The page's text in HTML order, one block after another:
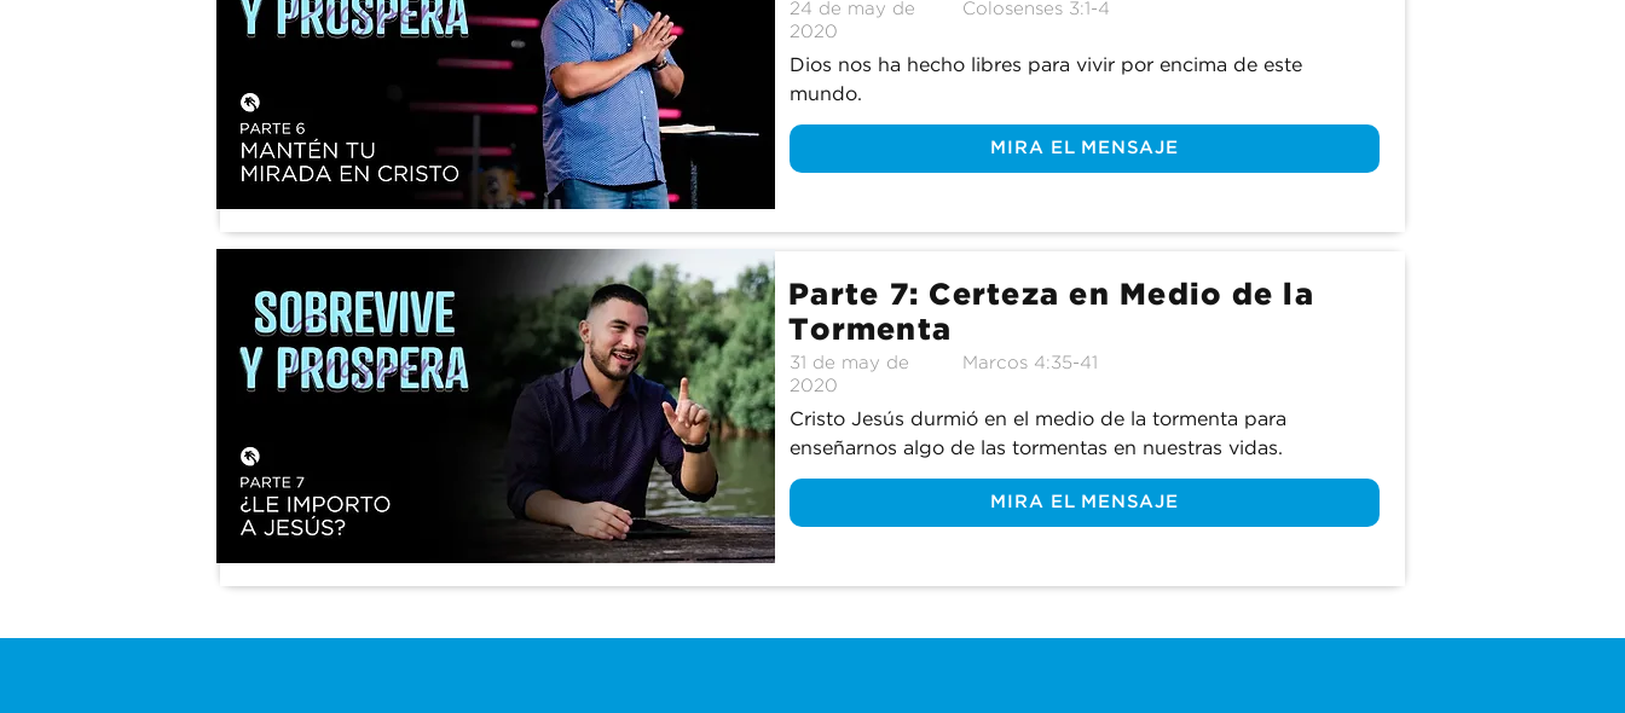
24 de may de
2020
Colosenses 3:1-4
Dios nos ha hecho libres para vivir por encima de este
mundo.
MIRA EL MENSAJE
Parte 7: Certeza en Medio de la
Tormenta
31 de may de
2020
Marcos 4:35-41
Cristo Jesús durmió en el medio de la tormenta para
enseñarnos algo de las tormentas en nuestras vidas.
MIRA EL MENSAJE